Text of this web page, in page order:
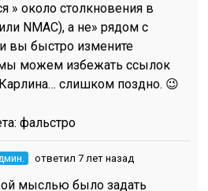
» около столкновения в
NMAC), а не» рядом с
вы быстро измените
можем избежать ссылок
слишком поздно. 😉
фальстро
ответил 7 лет назад
мыслью было задать